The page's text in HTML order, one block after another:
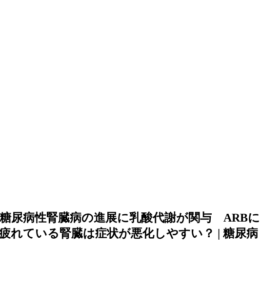
尿病性腎臓病の進展に乳酸代謝が関与 ARBに
れている腎臓は症状が悪化しやすい？ | 糖尿病